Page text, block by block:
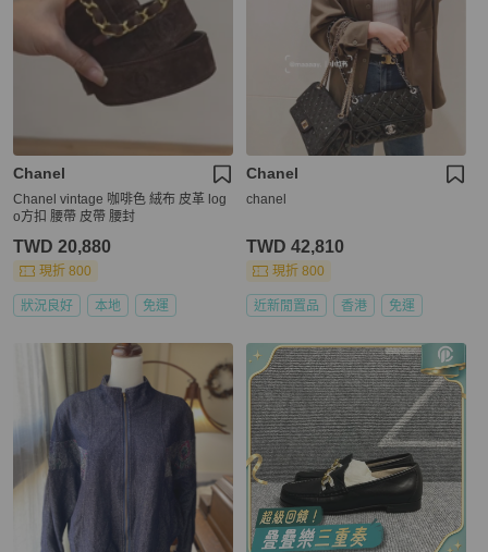
Chanel
Chanel vintage 咖啡色 絨布 皮革 log
o方扣 腰帶 皮帶 腰封
TWD 20,880
現折 800
狀況良好 本地 免運
Chanel
chanel
TWD 42,810
現折 800
近新閒置品 香港 免運